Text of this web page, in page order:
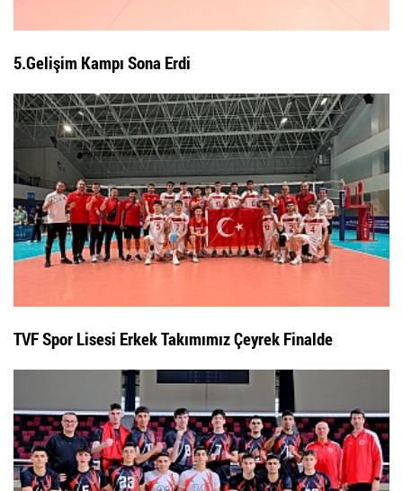
5.Gelişim Kampı Sona Erdi
TVF Spor Lisesi Erkek Takımımız Çeyrek Finalde